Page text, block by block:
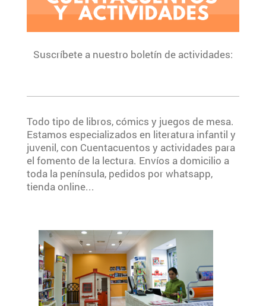
Suscríbete a nuestro boletín de actividades:
Todo tipo de libros, cómics y juegos de mesa.
Estamos especializados en literatura infantil y
juvenil, con Cuentacuentos y actividades para
el fomento de la lectura. Envíos a domicilio a
toda la península, pedidos por whatsapp,
tienda online...